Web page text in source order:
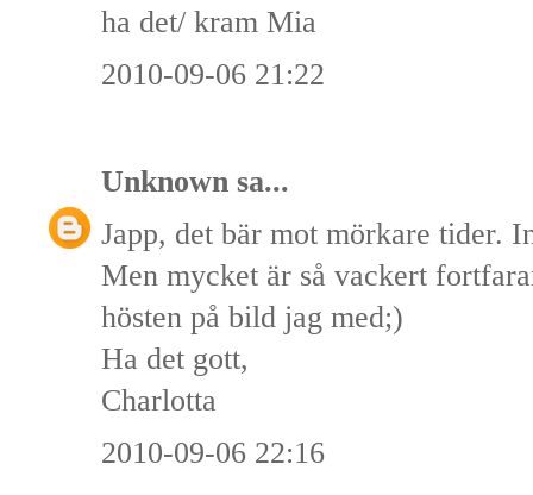
ha det/ kram Mia
2010-09-06 21:22
Unknown sa...
Japp, det bär mot mörkare tider.
Men mycket är så vackert
hösten på bild jag med;)
Ha det gott,
Charlotta
2010-09-06 22:16